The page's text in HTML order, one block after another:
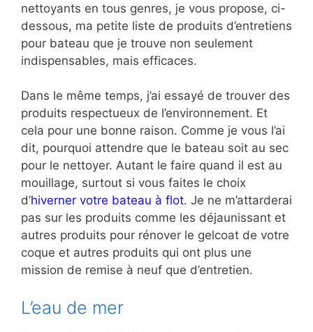
nettoyants en tous genres, je vous propose, ci-
dessous, ma petite liste de produits d’entretiens
pour bateau que je trouve non seulement
indispensables, mais efficaces.
Dans le même temps, j’ai essayé de trouver des
produits respectueux de l’environnement. Et
cela pour une bonne raison. Comme je vous l’ai
dit, pourquoi attendre que le bateau soit au sec
pour le nettoyer. Autant le faire quand il est au
mouillage, surtout si vous faites le choix
d’hiverner votre bateau à flot. Je ne m’attarderai
pas sur les produits comme les déjaunissant et
autres produits pour rénover le gelcoat de votre
coque et autres produits qui ont plus une
mission de remise à neuf que d’entretien.
L’eau de mer